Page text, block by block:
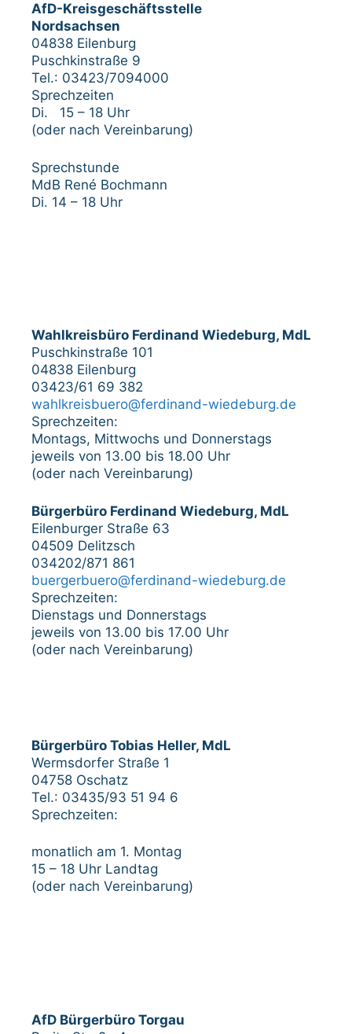
AfD-Kreisgeschäftsstelle
Nordsachsen
04838 Eilenburg
Puschkinstraße 9
Tel.: 03423/7094000
Sprechzeiten
Di. 15 – 18 Uhr
(oder nach Vereinbarung)
Sprechstunde
MdB René Bochmann
Di. 14 – 18 Uhr
Wahlkreisbüro Ferdinand Wiedeburg, MdL
Puschkinstraße 101
04838 Eilenburg
03423/61 69 382
wahlkreisbuero@ferdinand-wiedeburg.de
Sprechzeiten:
Montags, Mittwochs und Donnerstags
jeweils von 13.00 bis 18.00 Uhr
(oder nach Vereinbarung)
Bürgerbüro Ferdinand Wiedeburg, MdL
Eilenburger Straße 63
04509 Delitzsch
034202/871 861
buergerbuero@ferdinand-wiedeburg.de
Sprechzeiten:
Dienstags und Donnerstags
jeweils von 13.00 bis 17.00 Uhr
(oder nach Vereinbarung)
Bürgerbüro Tobias Heller, MdL
Wermsdorfer Straße 1
04758 Oschatz
Tel.: 03435/93 51 94 6
Sprechzeiten:
monatlich am 1. Montag
15 – 18 Uhr Landtag
(oder nach Vereinbarung)
AfD Bürgerbüro Torgau